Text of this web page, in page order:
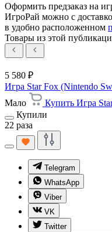
Оформить предзаказ на
ИгроРай можно с
в удобно расположенном
Товары из этой
5 580 ₽
Игра Star Fox (Nintendo
Мало
Купить Игра
Купили
22 раза
Telegram
WhatsApp
Viber
VK
Twitter